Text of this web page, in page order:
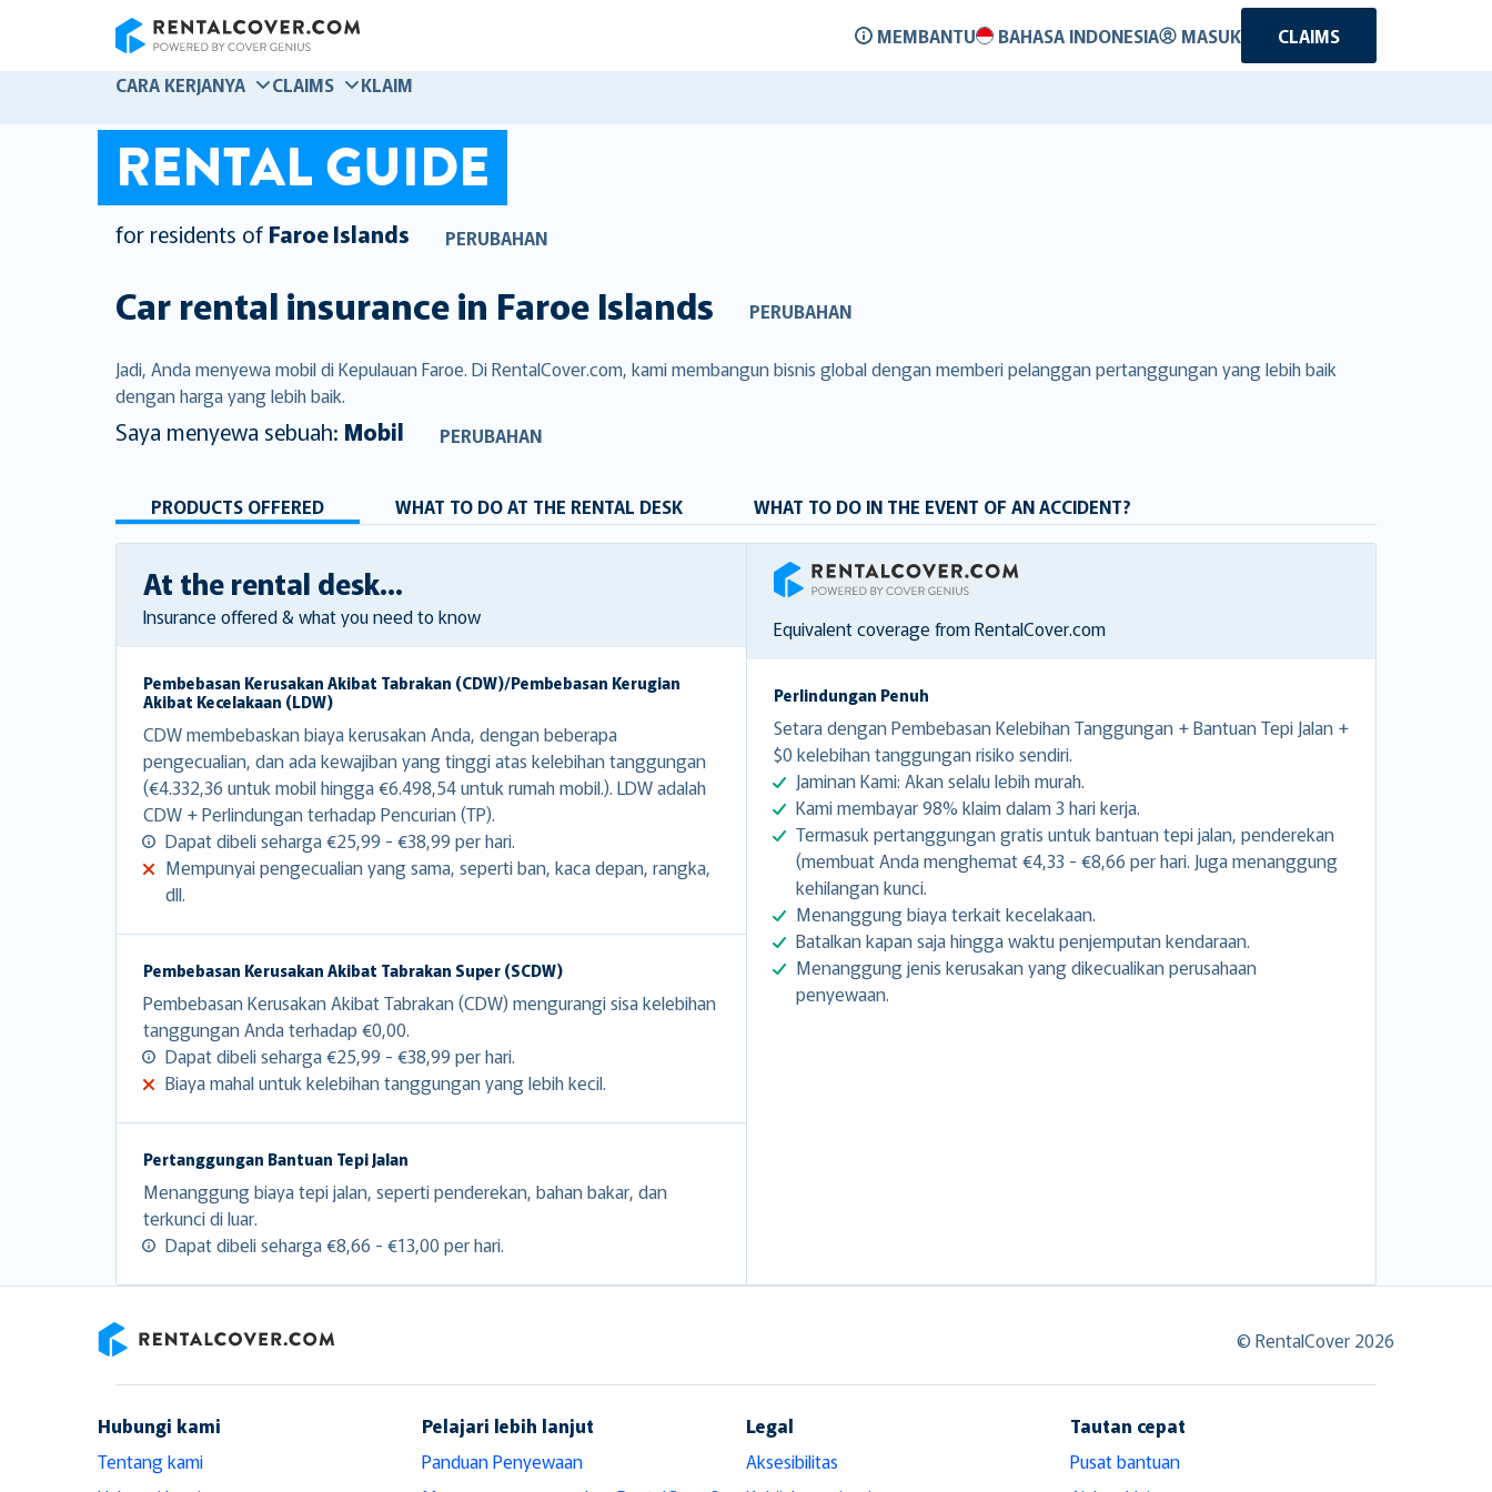
MEMBANTU BAHASA INDONESIA MASUK
CLAIMS
CARA KERJANYA
CLAIMS KLAIM
RENTAL GUIDE
for residents of Faroe Islands PERUBAHAN
Car rental insurance in Faroe Islands PERUBAHAN
Jadi, Anda menyewa mobil di Kepulauan Faroe. Di RentalCover.com, kami membangun bisnis global dengan memberi pelanggan pertanggungan yang lebih baik
dengan harga yang lebih baik.
Saya menyewa sebuah: Mobil PERUBAHAN
PRODUCTS OFFERED WHAT TO DO AT THE RENTAL DESK WHAT TO DO IN THE EVENT OF AN ACCIDENT?
At the rental desk...
Insurance offered & what you need to know
Pembebasan Kerusakan Akibat Tabrakan (CDW)/Pembebasan Kerugian
Akibat Kecelakaan (LDW)
CDW membebaskan biaya kerusakan Anda, dengan beberapa
pengecualian, dan ada kewajiban yang tinggi atas kelebihan tanggungan
(€4.332,36 untuk mobil hingga €6.498,54 untuk rumah mobil.). LDW adalah
CDW + Perlindungan terhadap Pencurian (TP).
Dapat dibeli seharga €25,99 - €38,99 per hari.
Mempunyai pengecualian yang sama, seperti ban, kaca depan, rangka,
dll.
Pembebasan Kerusakan Akibat Tabrakan Super (SCDW)
Pembebasan Kerusakan Akibat Tabrakan (CDW) mengurangi sisa kelebihan
tanggungan Anda terhadap €0,00.
Dapat dibeli seharga €25,99 - €38,99 per hari.
Biaya mahal untuk kelebihan tanggungan yang lebih kecil.
Pertanggungan Bantuan Tepi Jalan
Menanggung biaya tepi jalan, seperti penderekan, bahan bakar, dan
terkunci di luar.
Dapat dibeli seharga €8,66 - €13,00 per hari.
RentalCover
Equivalent coverage from RentalCover.com
Perlindungan Penuh
Setara dengan Pembebasan Kelebihan Tanggungan + Bantuan Tepi Jalan +
$0 kelebihan tanggungan risiko sendiri.
Jaminan Kami: Akan selalu lebih murah.
Kami membayar 98% klaim dalam 3 hari kerja.
Termasuk pertanggungan gratis untuk bantuan tepi jalan, penderekan
(membuat Anda menghemat €4,33 - €8,66 per hari. Juga menanggung
kehilangan kunci.
Menanggung biaya terkait kecelakaan.
Batalkan kapan saja hingga waktu penjemputan kendaraan.
Menanggung jenis kerusakan yang dikecualikan perusahaan
penyewaan.
© RentalCover 2026
Hubungi kami
Tentang kami
Pelajari lebih lanjut
Panduan Penyewaan
Legal
Aksesibilitas
Tautan cepat
Pusat bantuan